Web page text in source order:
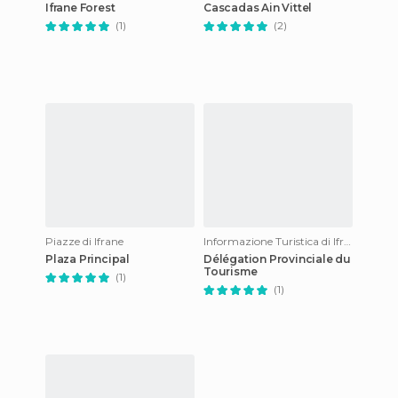
Ifrane Forest
(1)
Cascadas Ain Vittel
(2)
Piazze di Ifrane
Plaza Principal
(1)
Informazione Turistica di Ifrane
Délégation Provinciale du
Tourisme
(1)